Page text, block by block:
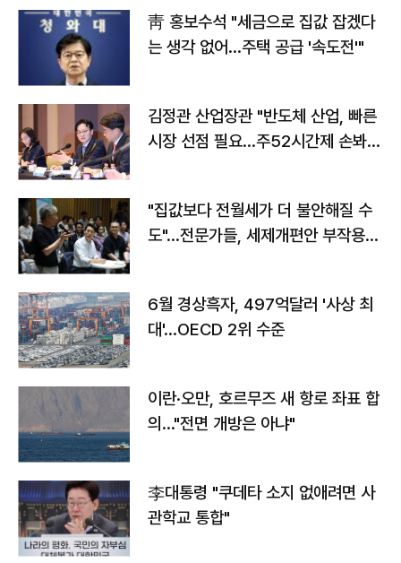
靑 홍보수석 "세금으로 집값 잡겠다
는 생각 없어…주택 공급 '속도전'"
김정관 산업장관 "반도체 산업, 빠른
시장 선점 필요…주52시간제 손봐
"집값보다 전월세가 더 불안해질 수
도"…전문가들, 세제개편안 부작용
6월 경상흑자, 497억달러 '사상 최
대'…OECD 2위 수준
이란·오만, 호르무즈 새 항로 좌표 합
의…"전면 개방은 아냐"
李대통령 "쿠데타 소지 없애려면 사
관학교 통합"